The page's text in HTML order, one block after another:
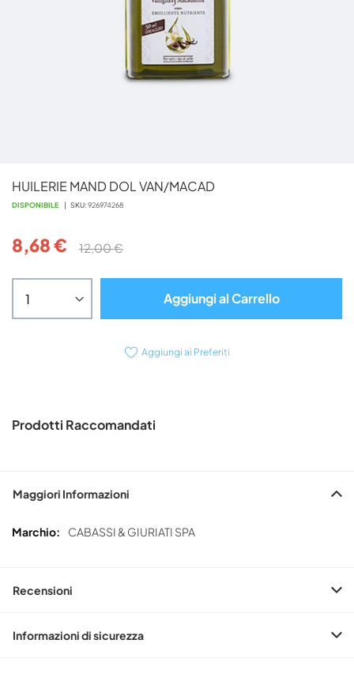
HUILERIE MAND DOL VAN/MACAD
DISPONIBILE SKU 926974268
8,68 € 12,00 €
Aggiungi al Carrello
Aggiungi ai Preferiti
all'inizio
della
immagini
Prodotti Raccomandati
Maggiori Informazioni
Maggiori
CABASSI & GIURIATI SPA
Recensioni
Informazioni di sicurezza